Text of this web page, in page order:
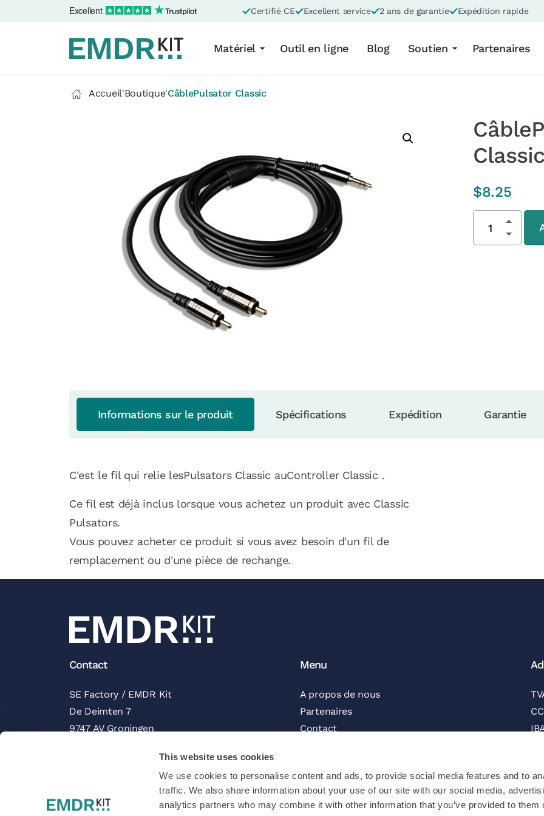
This website uses cookies
We use cookies to personalise content and ads, to provide social media features and to
traffic. We also share information about your use of our site with our social media,
analytics partners who may combine it with other information that you’ve provided to them
Excellent Certifié CE Excellent service 2 ans de garantie Expédition rapide
Matériel Outil en ligne Blog Soutien Partenaires
Accueil'Boutique'CâblePulsator Classic
Classic
$8.25
Classic
Pulsator
Informations sur le produit Spécifications Expédition Garantie
C'est le fil qui relie lesPulsators Classic auController Classic .
Ce fil est déjà inclus lorsque vous achetez un produit avec Classic
Pulsators.
Vous pouvez acheter ce produit si vous avez besoin d'un fil de
remplacement ou d'une pièce de rechange.
Contact
SE Factory / EMDR Kit
De Deimten 7
9747 AV Groningen
Menu
A propos de nous
Partenaires
Contact
Suivez-nous
Demander un devis